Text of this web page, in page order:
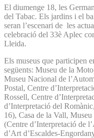
El diumenge 18, les
del Tabac. Els jardins i el
seran l’escenari de les
celebració del 33è Aplec
Lleida.
Els museus que participen
següents: Museu de la
Museu Nacional de
Postal, Centre
Rossell, Centre
d’Interpretació del
16), Casa de la Vall,
(Centre d’Interpretació de
d’Art d’Escaldes-